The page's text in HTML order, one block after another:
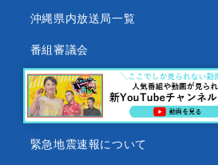
沖縄県内放送局一覧
番組審議会
沖縄テレビ名義の後援依頼について
テレビ視聴データについて
緊急地震速報について